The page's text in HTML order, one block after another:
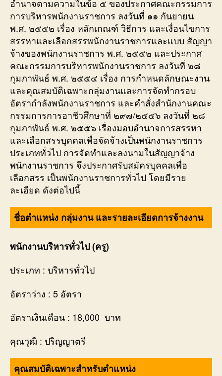
อำนาจตามความในข้อ ๕ ของประกาศคณะกรรมการ
การบริหารพนักงานราชการ ลงวันที่ ๑๑ กันยายน
พ.ศ. ๒๕๕๒ เรื่อง หลักเกณฑ์ วิธีการ และเงื่อนไขการ
สรรหาและเลือกสรรพนักงานราชการและแบบ สัญญา
จ้างของพนักงานราชการ พ.ศ. ๒๕๕๒ และประกาศ
คณะกรรมการบริหารพนักงานราชการ ลงวันที่ ๒๘
กุมภาพันธ์ พ.ศ. ๒๕๕๔ เรื่อง การกำหนดลักษณะงาน
และคุณสมบัติเฉพาะกลุ่มงานและการจัดทำกรอบ
อัตรากำลังพนักงานราชการ และคำสั่งสำนักงานคณะ
กรรมการการอาชีวศึกษาที่ ๒๙๗/๒๕๕๖ ลงวันที่ ๒๘
กุมภาพันธ์ พ.ศ. ๒๕๕๖ เรื่องมอบอำนาจการสรรหา
และเลือกสรรบุคคลเพื่อจัดจ้างเป็นพนักงานราชการ
ประเภททั่วไป การจัดทำและลงนามในสัญญาจ้าง
พนักงานราชการ จึงประกาศรับสมัครบุคคลเพื่อ
เลือกสรร เป็นพนักงานราชการทั่วไป โดยมีราย
ละเอียด ดังต่อไปนี้
ชื่อตำแหน่ง กลุ่มงาน และรายละเอียดการจ้างงาน
พนักงานบริหารทั่วไป (ครู)
ประเภท : บริหารทั่วไป
อัตราว่าง : 5 อัตรา
อัตราเงินเดือน : 18,000 บาท
คุณวุฒิ : ปริญญาตรี
คุณสมบัติเฉพาะสำหรับตำแหน่ง